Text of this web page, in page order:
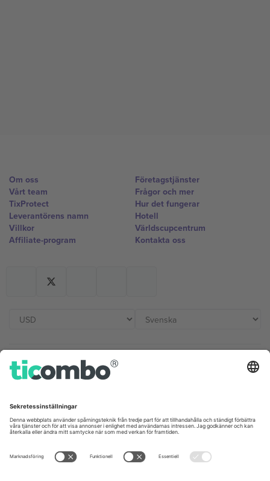
Om oss
Vårt team
TixProtect
Leverantörens namn
Villkor
Affiliate-program
Företagstjänster
Frågor och mer
Hur det fungerar
Hotell
Världscupcentrum
Kontakta oss
Kontor och support
Unter den Linden 24, 10117
Berlin, Germany
London, EC1V 1AW, United
Kingdom
United States
Switzerland